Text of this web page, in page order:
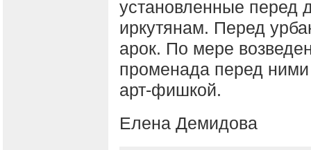
установленные
иркутянам. Перед
арок. По мере
променада перед
арт-фишкой.
Елена Демидова